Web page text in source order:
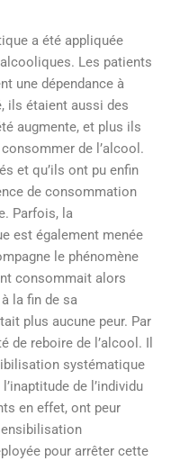
a été appliquée
Les patients
une dépendance à
ils étaient aussi des
augmente, et plus ils
de l’alcool.
et qu’ils ont pu enfin
de consommation
Parfois, la
est également menée
le phénomène
consommait alors
la fin de sa
plus aucune peur. Par
de reboire de l’alcool. Il
systématique
de l’individu
en effet, ont peur
pour arrêter cette